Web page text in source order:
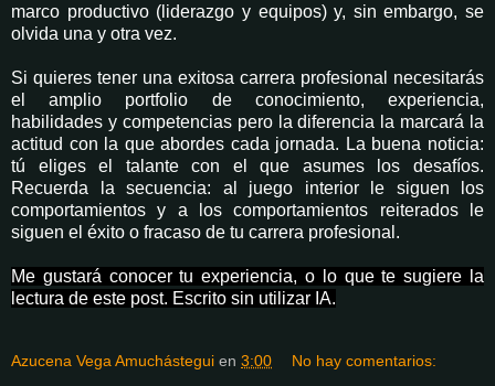
marco productivo (liderazgo y equipos) y, sin embargo, se
olvida una y otra vez.
Si quieres tener una exitosa carrera profesional necesitarás
el amplio portfolio de conocimiento, experiencia,
habilidades y competencias pero la diferencia la marcará la
actitud con la que abordes cada jornada. La buena noticia:
tú eliges el talante con el que asumes los desafíos.
Recuerda la secuencia: al juego interior le siguen los
comportamientos y a los comportamientos reiterados le
siguen el éxito o fracaso de tu carrera profesional.
Me gustará conocer tu experiencia, o lo que te sugiere la
lectura de este post. Escrito sin utilizar IA.
Azucena Vega Amuchástegui en 3:00 No hay comentarios: